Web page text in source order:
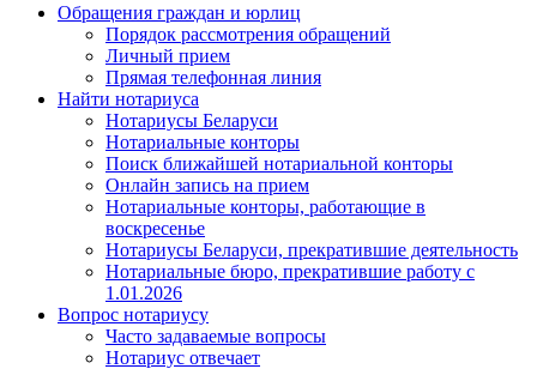
Обращения граждан и юрлиц
Порядок рассмотрения обращений
Личный прием
Прямая телефонная линия
Найти нотариуса
Нотариусы Беларуси
Нотариальные конторы
Поиск ближайшей нотариальной конторы
Онлайн запись на прием
Нотариальные конторы, работающие в
воскресенье
Нотариусы Беларуси, прекратившие деятельность
Нотариальные бюро, прекратившие работу с
1.01.2026
Вопрос нотариусу
Часто задаваемые вопросы
Нотариус отвечает